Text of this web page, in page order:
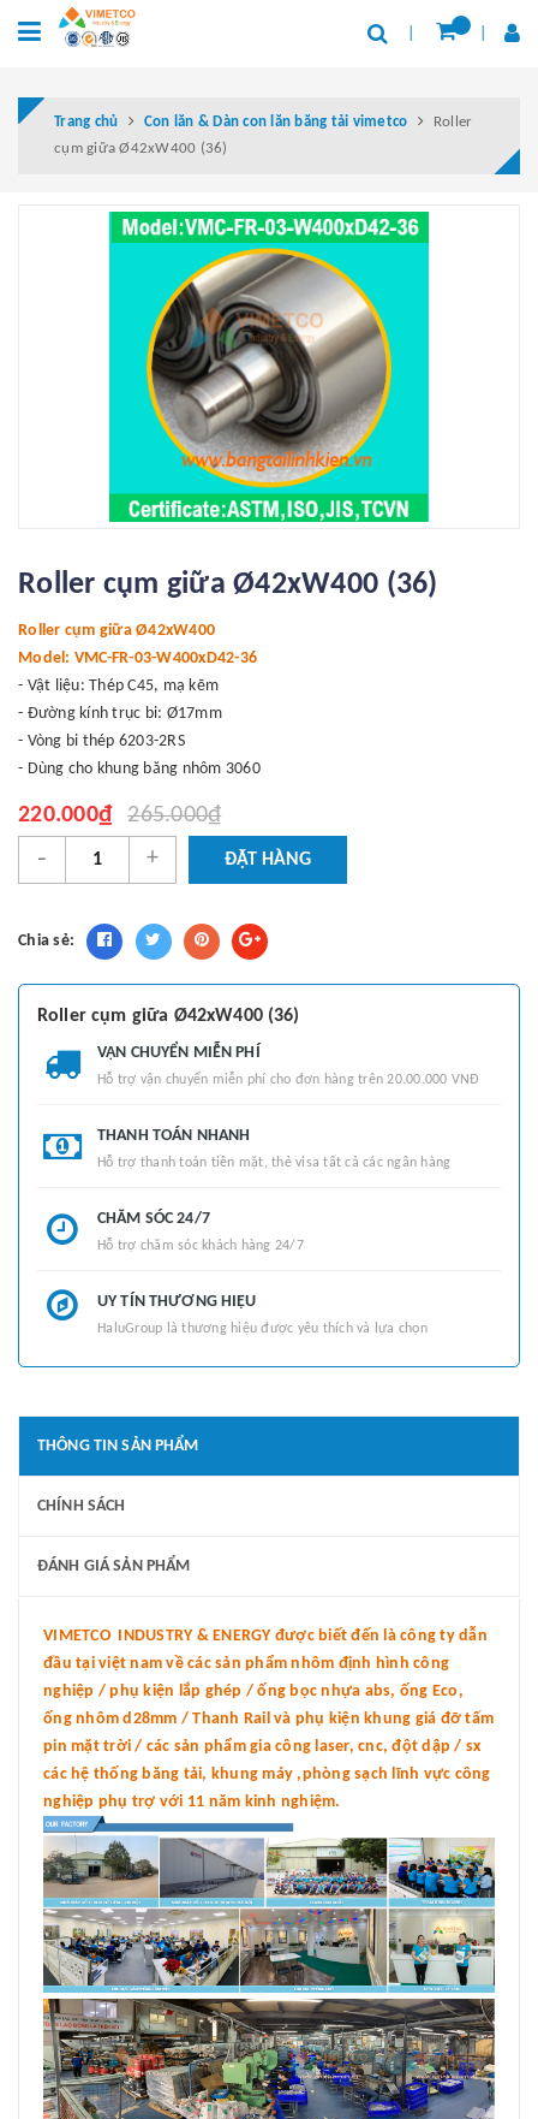
Trang chủ Con lăn & Dàn con lăn băng tải vimetco
Roller
cụm giữa Ø42xW400 (36)
Roller cụm giữa Ø42xW400 (36)
Roller cụm giữa Ø42xW400
Model: VMC-FR-03-W400xD42-36
- Vật liệu: Thép C45, mạ kẽm
- Đường kính trục bi: Ø17mm
- Vòng bi thép 6203-2RS
- Dùng cho khung băng nhôm 3060
220.000₫ 265.000₫
- + ĐẶT HÀNG
Chia sẻ:
Roller cụm giữa Ø42xW400 (36)
VẬN CHUYỂN MIỄN PHÍ
Hỗ trợ vận chuyển miễn phí cho đơn hàng trên 20.00.000 VNĐ
THANH TOÁN NHANH
Hỗ trợ thanh toán tiền mặt, thẻ visa tất cả các ngân hàng
CHĂM SÓC 24/7
Hỗ trợ chăm sóc khách hàng 24/7
UY TÍN THƯƠNG HIỆU
HaluGroup là thương hiệu được yêu thích và lựa chọn
THÔNG TIN SẢN PHẨM
CHÍNH SÁCH
ĐÁNH GIÁ SẢN PHẨM
VIMETCO INDUSTRY & ENERGY được biết đến là công ty dẫn
đầu tại việt nam về các sản phẩm nhôm định hình công
nghiệp / phụ kiện lắp ghép / ống bọc nhựa abs, ống Eco,
ống nhôm d28mm / Thanh Rail và phụ kiện khung giá đỡ tấm
pin mặt trời / các sản phẩm gia công laser, cnc, đột dập / sx
các hệ thống băng tải, khung máy ,phòng sạch lĩnh vực công
nghiệp phụ trợ với 11 năm kinh nghiệm.